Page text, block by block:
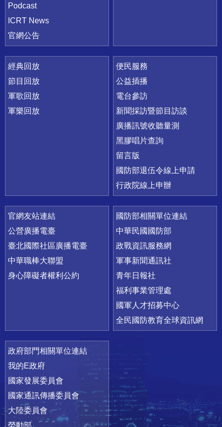
Podcast
ICRT News
官網公告
經典回放
節目回放
軍歌回放
軍樂回放
便民服務
公益插播
電台參訪
新聞採訪暨節目訪談
廣播訊號收聽量測
黑膠唱片查詢
留言版
國防部退伍令線上申請
行政院線上申辦
官網友站連結
公營廣播電臺
臺北國際社區廣播電臺
中華職棒大聯盟
身心障礙者權利公約
國防部相關單位連結
中華民國國防部
政戰資訊服務網
軍事新聞通訊社
青年日報社
福利事業管理處
國軍人才招募中心
全民國防教育全球資訊網
政府部門相關單位連結
我的E政府
國家發展委員會
國家通訊傳播委員會
大陸委員會
勞動部